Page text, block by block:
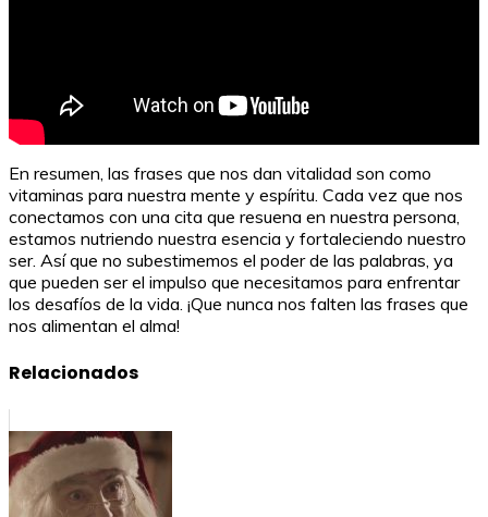
En resumen, las frases que nos dan vitalidad son como
vitaminas para nuestra mente y espíritu. Cada vez que nos
conectamos con una cita que resuena en nuestra persona,
estamos nutriendo nuestra esencia y fortaleciendo nuestro
ser. Así que no subestimemos el poder de las palabras, ya
que pueden ser el impulso que necesitamos para enfrentar
los desafíos de la vida. ¡Que nunca nos falten las frases que
nos alimentan el alma!
Relacionados